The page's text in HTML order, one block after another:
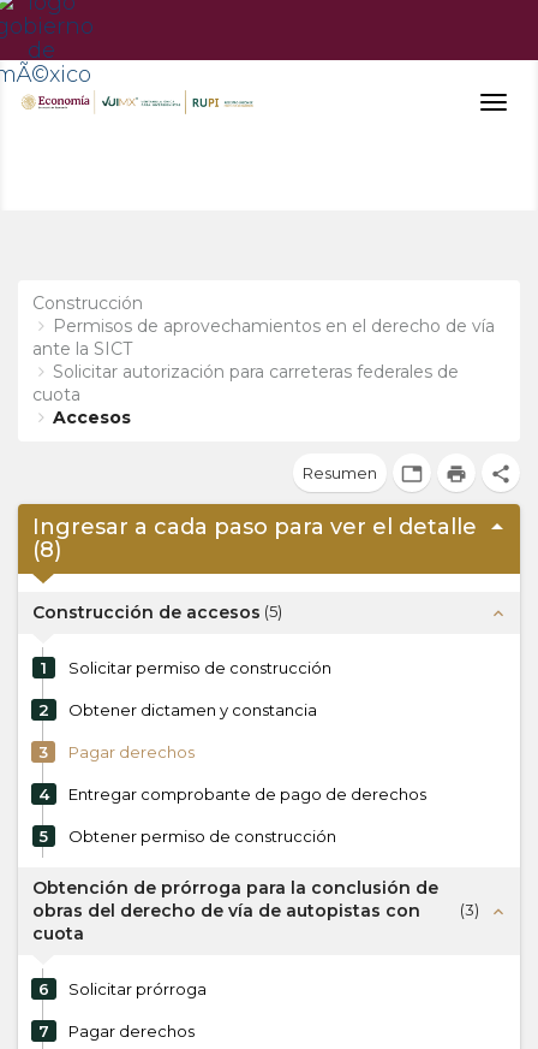
Construcción
Permisos de aprovechamientos en el derecho de vía
ante la SICT
Solicitar autorización para carreteras federales de
cuota
Accesos
Resumen tab print share
Ingresar a cada paso para ver el detalle
(8)
arrow_drop_up
Construcción de accesos (5) expand_less
1 Solicitar permiso de construcción
2 Obtener dictamen y constancia
3 Pagar derechos
4 Entregar comprobante de pago de derechos
5 Obtener permiso de construcción
Obtención de prórroga para la conclusión de
obras del derecho de vía de autopistas con
cuota
(3) expand_less
6 Solicitar prórroga
7 Pagar derechos